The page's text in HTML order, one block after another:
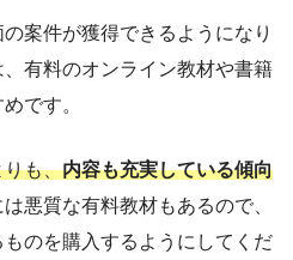
案件が獲得できるようになり
有料のオンライン教材や書籍
です。
りも、内容も充実している傾向
悪質な有料教材もあるので、
のを購入するようにしてくだ